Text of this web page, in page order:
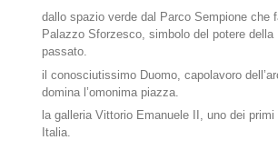
dallo spazio verde dal Parco Sempione che
Palazzo Sforzesco, simbolo del potere della
passato.
il conosciutissimo Duomo, capolavoro
domina l’omonima piazza.
la galleria Vittorio Emanuele II, uno dei
Italia.